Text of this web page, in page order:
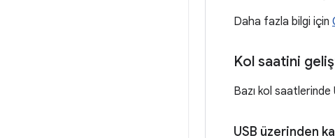
Daha fazla bilgi için
Kol saatini
Bazı kol saatlerinde
USB üzerinden